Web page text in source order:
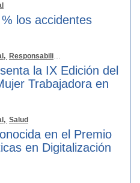
los accidentes
Responsabilidad Social
la IX Edición del
Trabajadora en
Salud
en el Premio
en Digitalización